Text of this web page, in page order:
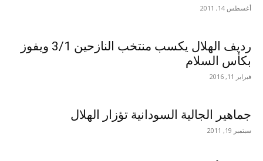
أغسطس 14, 2011
رديف الهلال يكسب منتخب النازحين 3/1 ويفوز
بكأس السلام
فبراير 11, 2016
جماهير الجالية السودانية تؤزار الهلال
سبتمبر 19, 2011